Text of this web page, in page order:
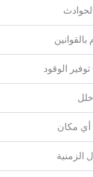
بالقوانين
الوقود
أي مكان
الزمنية